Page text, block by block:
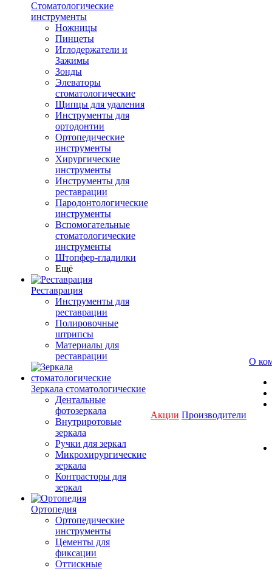
Стоматологические
инструменты
Ножницы
Пинцеты
Иглодержатели и
Зажимы
Зонды
Элеваторы
стоматологические
Щипцы для удаления
Инструменты для
ортодонтии
Ортопедические
инструменты
Хирургические
инструменты
Инструменты для
реставрации
Пародонтологические
инструменты
Вспомогательные
стоматологические
инструменты
Штопфер-гладилки
Ещё
Реставрация
Инструменты для
реставрации
Полировочные
штрипсы
Материалы для
реставрации
Зеркала стоматологические
Дентальные
фотозеркала
Внутриротовые
зеркала
Ручки для зеркал
Микрохирургические
зеркала
Контрасторы для
зеркал
Ортопедия
Ортопедические
инструменты
Цементы для
фиксации
Оттискные
Акции Производители
О